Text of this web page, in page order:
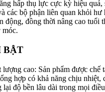
hấp thụ lực cực kỳ hiệu quả,
các bộ phận liên quan khỏi hư
động, đồng thời nâng cao tuổi
móc.
BẬT
lượng cao: Sản phẩm được chế
hợp có khả năng chịu nhiệt,
lại độ bền lâu dài trong mọi